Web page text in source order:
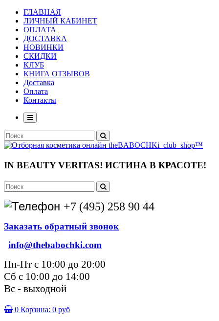
ГЛАВНАЯ
ЛИЧНЫЙ КАБИНЕТ
ОПЛАТА
ДОСТАВКА
НОВИНКИ
СКИДКИ
КЛУБ
КНИГА ОТЗЫВОВ
Доставка
Оплата
Контакты
IN BEAUTY VERITAS! ИСТИНА В КРАСОТЕ!
+7 (495) 258 90 44
Заказать обратный звонок
info@thebabochki.com
Пн-Пт с 10:00 до 20:00
Сб с 10:00 до 14:00
Вс - выходной
0 Корзина: 0 руб